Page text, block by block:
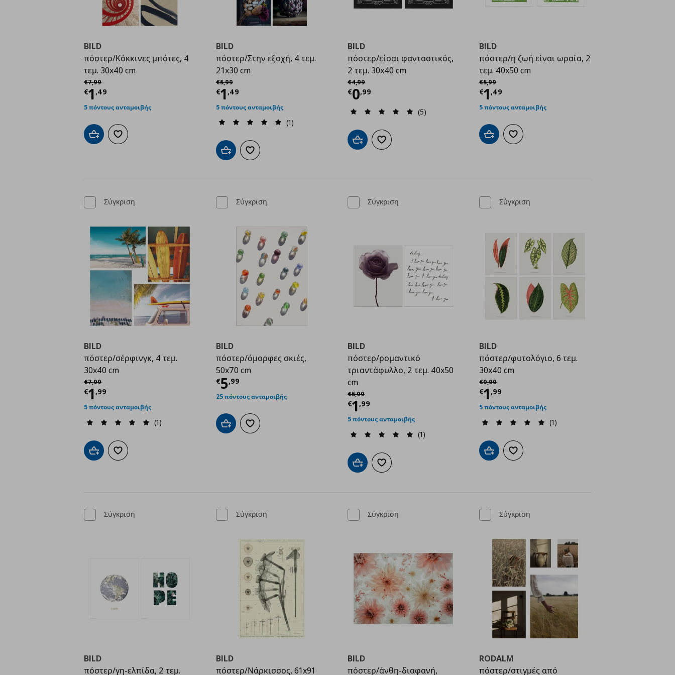
BILD
πόστερ/Κόκκινες μπότες, 4
τεμ. 30x40 cm
€7,99
Αρχική τιμή
€1,49
Τρέχουσα τιμή € 1,49
5 πόντους ανταμοιβής
Προσθήκη στο καλάθι
Προσθήκη στα αγαπημένα
BILD
πόστερ/Στην εξοχή, 4 τεμ.
21x30 cm
€5,99
Αρχική τιμή
€1 ,49
Τρέχουσα τιμή € 1,49
5 πόντους ανταμοιβής
(1)
Προσθήκη στο καλάθι
Προσθήκη στα αγαπημένα
BILD
πόστερ/είσαι φανταστικός,
2 τεμ. 30x40 cm
€4,99
Αρχική τιμή
€0,99
Τρέχουσα τιμή € 0,99
(5)
Προσθήκη στο καλάθι
Προσθήκη στα αγαπημένα
BILD
πόστερ/η ζωή είναι ωραία, 2
τεμ. 40x50 cm
€5,99
Αρχική τιμή
€1,49
Τρέχουσα τιμή
5 πόντους ανταμοιβής
Προσθήκη στο καλάθι
Προσθήκη στα αγαπημένα
Σύγκριση
BILD
πόστερ/σέρφινγκ, 4 τεμ.
30x40 cm
€7,99
Αρχική τιμή
€1,99
Τρέχουσα τιμή € 1,99
5 πόντους ανταμοιβής
(1)
Προσθήκη στο καλάθι
Προσθήκη στα αγαπημένα
Σύγκριση
BILD
πόστερ/όμορφες σκιές,
50x70 cm
€5,99
Τρέχουσα τιμή € 5,99
25 πόντους ανταμοιβής
Προσθήκη στο καλάθι
Προσθήκη στα αγαπημένα
Σύγκριση
BILD
πόστερ/ρομαντικό
τριαντάφυλλο, 2 τεμ. 40x50
cm
€5,99
Αρχική τιμή
€1 ,99
Τρέχουσα τιμή € 1,99
5 πόντους ανταμοιβής
(1)
Προσθήκη στο καλάθι
Προσθήκη στα αγαπημένα
Σύγκριση
BILD
πόστερ/φυτολόγιο, 6 τεμ.
30x40 cm
€9,99
Αρχική τιμή
€1,99
Τρέχουσα τιμή
5 πόντους ανταμοιβής
(1)
Προσθήκη στο καλάθι
Προσθήκη στα αγαπημένα
Σύγκριση
BILD
πόστερ/γη-ελπίδα, 2 τεμ.
Σύγκριση
BILD
πόστερ/Νάρκισσος, 61x91
Σύγκριση
BILD
πόστερ/άνθη-διαφανή,
Σύγκριση
RODALM
πόστερ/στιγμές από